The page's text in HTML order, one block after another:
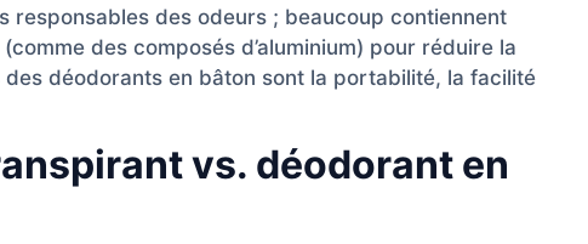
responsables des odeurs ; beaucoup contiennent
des composés d’aluminium) pour réduire la
déodorants en bâton sont la portabilité, la facilité
vs. déodorant en